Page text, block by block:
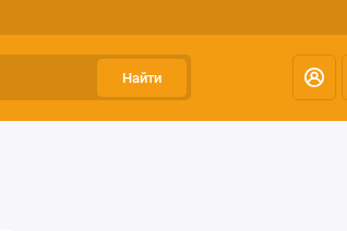
Найти